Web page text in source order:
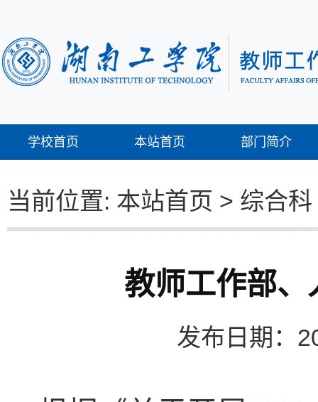
学校首页 本站首页 部门简介
当前位置: 本站首页 > 综合科
教师工作部
发布日期：